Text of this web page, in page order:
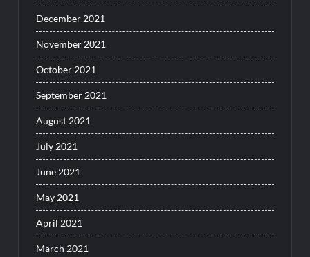
December 2021
November 2021
October 2021
September 2021
August 2021
July 2021
June 2021
May 2021
April 2021
March 2021